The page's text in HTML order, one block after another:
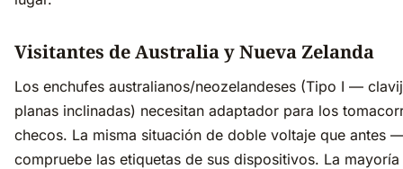
Visitantes de Australia y Nueva Zelanda
Los enchufes australianos/neozelandeses (Tipo I —
planas inclinadas) necesitan adaptador para los
checos. La misma situación de doble voltaje que antes
compruebe las etiquetas de sus dispositivos. La